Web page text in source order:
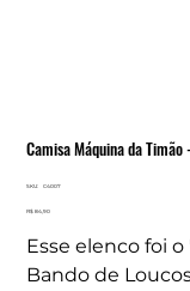
Camisa Máquina da
SKU:
SKU
C4007
Preço
R$ 84,90
Esse elenco foi
Bando de